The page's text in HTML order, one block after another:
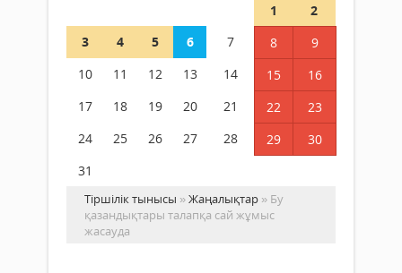
1
2
3
4 5 6 7 8
9
10
11 12 13 14 15
16
17
18 19 20 21 22
23
24
25 26 27 28 29
30
31
Тіршілік тынысы »Жаңалықтар » Бу
қазандықтары талапқа сай жұмыс
жасауда